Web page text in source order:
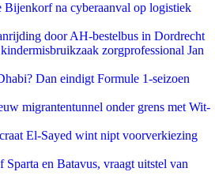
na cyberaanval op logistiek
door AH-bestelbus in Dordrecht
zorgprofessional Jan
Dan eindigt Formule 1-seizoen
migrantentunnel onder grens met Wit-
El-Sayed wint nipt voorverkiezing
en Batavus, vraagt uitstel van